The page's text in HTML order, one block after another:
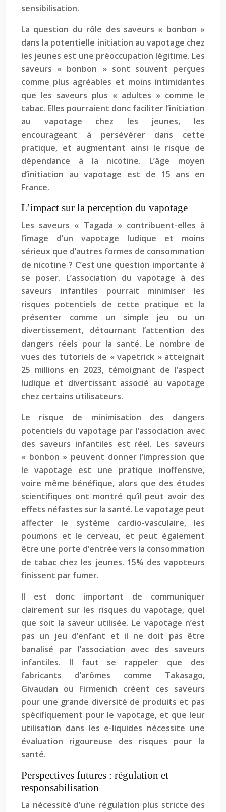
sensibilisation.
La question du rôle des saveurs « bonbon »
dans la potentielle initiation au vapotage chez
les jeunes est une préoccupation légitime. Les
saveurs « bonbon » sont souvent perçues
comme plus agréables et moins intimidantes
que les saveurs plus « adultes » comme le
tabac. Elles pourraient donc faciliter l’initiation
au vapotage chez les jeunes, les
encourageant à persévérer dans cette
pratique, et augmentant ainsi le risque de
dépendance à la nicotine. L’âge moyen
d’initiation au vapotage est de 15 ans en
France.
L’impact sur la perception du vapotage
Les saveurs « Tagada » contribuent-elles à
l’image d’un vapotage ludique et moins
sérieux que d’autres formes de consommation
de nicotine ? C’est une question importante à
se poser. L’association du vapotage à des
saveurs infantiles pourrait minimiser les
risques potentiels de cette pratique et la
présenter comme un simple jeu ou un
divertissement, détournant l’attention des
dangers réels pour la santé. Le nombre de
vues des tutoriels de « vapetrick » atteignait
25 millions en 2023, témoignant de l’aspect
ludique et divertissant associé au vapotage
chez certains utilisateurs.
Le risque de minimisation des dangers
potentiels du vapotage par l’association avec
des saveurs infantiles est réel. Les saveurs
« bonbon » peuvent donner l’impression que
le vapotage est une pratique inoffensive,
voire même bénéfique, alors que des études
scientifiques ont montré qu’il peut avoir des
effets néfastes sur la santé. Le vapotage peut
affecter le système cardio-vasculaire, les
poumons et le cerveau, et peut également
être une porte d’entrée vers la consommation
de tabac chez les jeunes. 15% des vapoteurs
finissent par fumer.
Il est donc important de communiquer
clairement sur les risques du vapotage, quel
que soit la saveur utilisée. Le vapotage n’est
pas un jeu d’enfant et il ne doit pas être
banalisé par l’association avec des saveurs
infantiles. Il faut se rappeler que des
fabricants d’arômes comme Takasago,
Givaudan ou Firmenich créent ces saveurs
pour une grande diversité de produits et pas
spécifiquement pour le vapotage, et que leur
utilisation dans les e-liquides nécessite une
évaluation rigoureuse des risques pour la
santé.
Perspectives futures : régulation et
responsabilisation
La nécessité d’une régulation plus stricte des